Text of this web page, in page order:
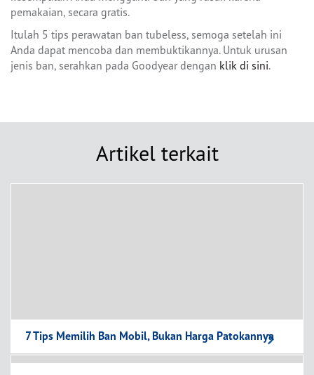
pemakaian, secara gratis.
Itulah 5 tips perawatan ban tubeless, semoga setelah ini
Anda dapat mencoba dan membuktikannya. Untuk urusan
jenis ban, serahkan pada Goodyear dengan klik di sini.
Artikel terkait
7 Tips Memilih Ban Mobil, Bukan Harga Patokannya